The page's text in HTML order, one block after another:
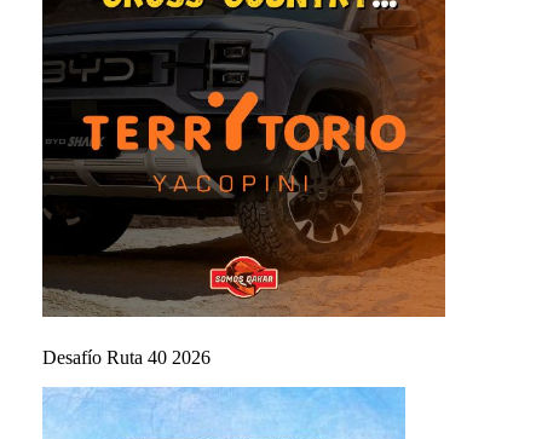
Desafío Ruta 40 2026